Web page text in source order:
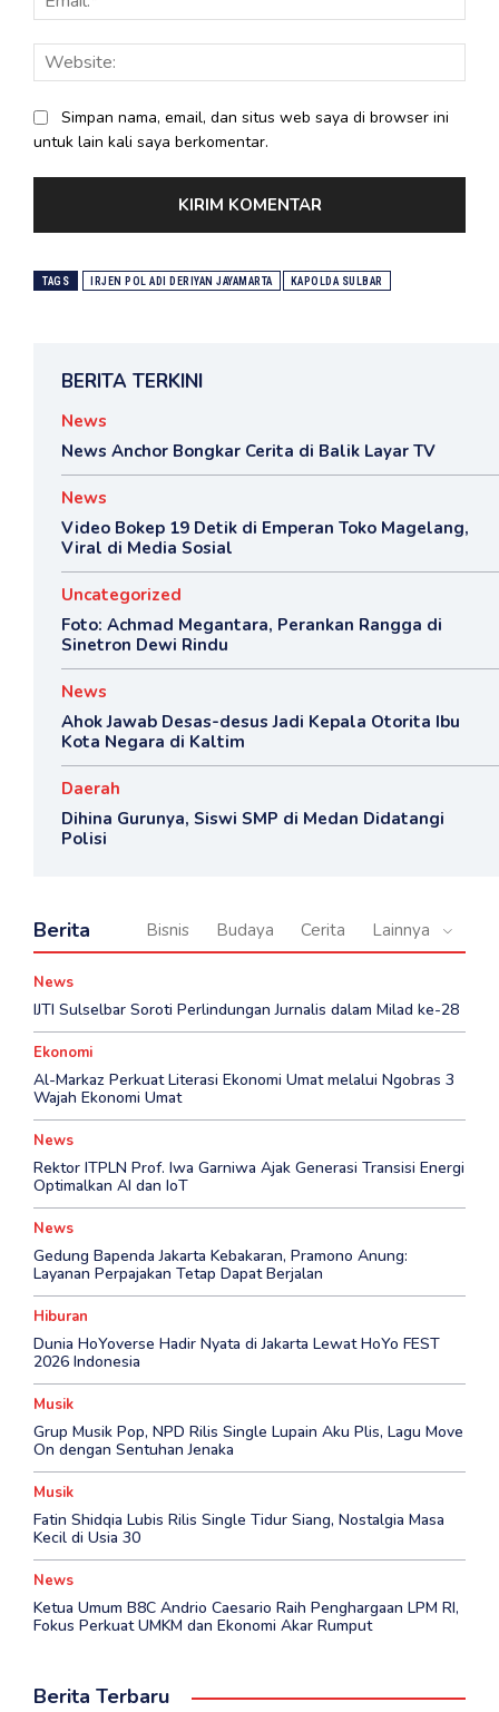
Simpan nama, email, dan situs web saya di browser ini
untuk lain kali saya berkomentar.
TAGS IRJEN POL ADI DERIYAN JAYAMARTA KAPOLDA SULBAR
BERITA TERKINI
News
News Anchor Bongkar Cerita di Balik Layar TV
News
Video Bokep 19 Detik di Emperan Toko Magelang,
Viral di Media Sosial
Uncategorized
Foto: Achmad Megantara, Perankan Rangga di
Sinetron Dewi Rindu
News
Ahok Jawab Desas-desus Jadi Kepala Otorita Ibu
Kota Negara di Kaltim
Daerah
Dihina Gurunya, Siswi SMP di Medan Didatangi
Polisi
Berita Bisnis Budaya Cerita Lainnya
News
IJTI Sulselbar Soroti Perlindungan Jurnalis dalam Milad ke-28
Ekonomi
Al-Markaz Perkuat Literasi Ekonomi Umat melalui Ngobras 3
Wajah Ekonomi Umat
News
Rektor ITPLN Prof. Iwa Garniwa Ajak Generasi Transisi Energi
Optimalkan AI dan IoT
News
Gedung Bapenda Jakarta Kebakaran, Pramono Anung:
Layanan Perpajakan Tetap Dapat Berjalan
Hiburan
Dunia HoYoverse Hadir Nyata di Jakarta Lewat HoYo FEST
2026 Indonesia
Musik
Grup Musik Pop, NPD Rilis Single Lupain Aku Plis, Lagu Move
On dengan Sentuhan Jenaka
Musik
Fatin Shidqia Lubis Rilis Single Tidur Siang, Nostalgia Masa
Kecil di Usia 30
News
Ketua Umum B8C Andrio Caesario Raih Penghargaan LPM RI,
Fokus Perkuat UMKM dan Ekonomi Akar Rumput
Berita Terbaru